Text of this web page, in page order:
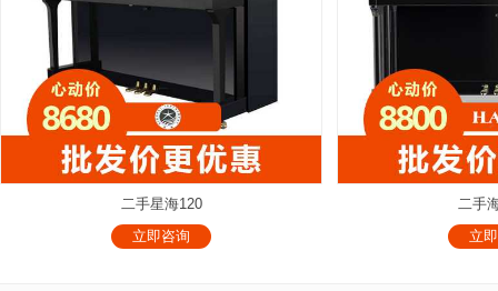
二手星海120
立即咨询
二手
立